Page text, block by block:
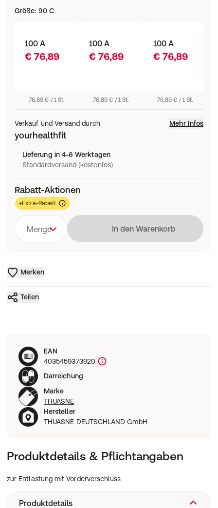
Größe: 90 C
100 A
€ 76,89
76,89 € / 1 St.
100 A
€ 76,89
76,89 € / 1 St.
100 A
€ 76,89
76,89 € / 1 St.
Verkauf und Versand durch Mehr Infos
yourhealthfit
Lieferung in 4-6 Werktagen
Standardversand (kostenlos)
Rabatt-Aktionen
+Extra-Rabatt
Menge Lädt
In den Warenkorb
Merken
Teilen
EAN
4035459373920
Darreichung
Marke
THUASNE
Hersteller
THUASNE DEUTSCHLAND GmbH
Produktdetails & Pflichtangaben
zur Entlastung mit Vorderverschluss
Produktdetails